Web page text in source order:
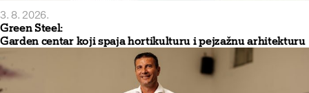
3. 8. 2026.
Green Steel:
Garden centar koji spaja hortikulturu i pejzažnu arhitekturu